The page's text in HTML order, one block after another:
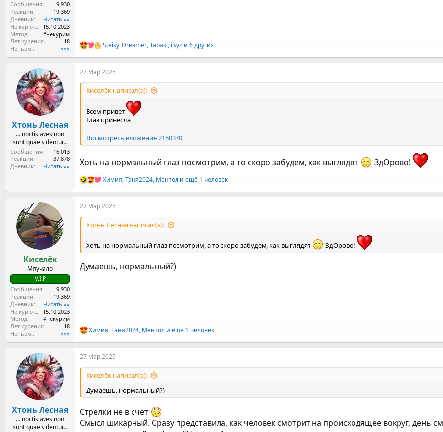
Сообщения
9.930
Реакции
19.369
Дневник
Читать »»
Не курю с
15.10.2023
Метод
#некурим
Лет курения
18
Непьем:
»»»
Р
е
а
к
Steisy_Dreamer,Tabaki, ilvyz и 6 других
Хтонь Лесная
... noctis aves non
sunt quae videntur...
Сообщения
16.013
Реакции
37.878
Дневник
Читать »»
27 Мар 2025
Киселёк написал(а):
Всем привет
Глаз принесла
Посмотреть вложение 2150370
Хоть на нормальный глаз посмотрим, а то скоро забудем, как выглядят ЗдОрово!
Р
е
а
к
Химия,Таня2024, Ментол и ещё 1 человек
Киселёк
Мяучало
V.I.P
Сообщения
9.930
Реакции
19.369
Дневник
Читать »»
Не курю с
15.10.2023
Метод
#некурим
Лет курения
18
Непьем:
»»»
27 Мар 2025
Хтонь Лесная написал(а):
Хоть на нормальный глаз посмотрим, а то скоро забудем, как выглядят ЗдОрово!
Думаешь, нормальный?)
Р
е
а
к
Химия,Таня2024, Ментол и ещё 1 человек
Хтонь Лесная
... noctis aves non
sunt quae videntur...
27 Мар 2025
Киселёк написал(а):
Думаешь, нормальный?)
Стрелки не в счёт
Смысл шикарный. Сразу представила, как человек смотрит на происходящее вокруг, день